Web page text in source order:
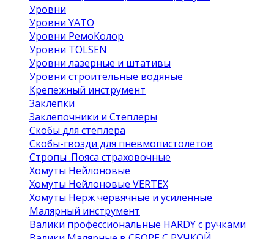
Уровни
Уровни YATO
Уровни РемоКолор
Уровни TOLSEN
Уровни лазерные и штативы
Уровни строительные водяные
Крепежный инструмент
Заклепки
Заклепочники и Степлеры
Скобы для степлера
Скобы-гвозди для пневмопистолетов
Стропы .Пояса страховочные
Хомуты Нейлоновые
Хомуты Нейлоновые VERTEX
Хомуты Нерж червячные и усиленные
Малярный инструмент
Валики профессиональные HARDY с ручками